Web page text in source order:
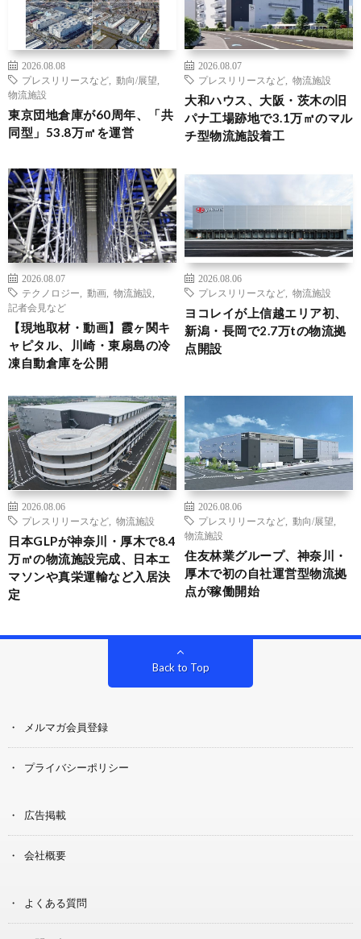
2026.08.08
プレスリリースなど
動向/展望
物流施設
東京団地倉庫が60周年、「共
同型」53.8万㎡を運営
2026.08.07
プレスリリースなど
物流施設
大和ハウス、大阪・茨木の旧
パナ工場跡地で3.1万㎡のマル
チ型物流施設着工
2026.08.07
テクノロジー
動画 物流施設
記者会見など
【現地取材・動画】霞ヶ関キ
ャピタル、川崎・東扇島の冷
凍自動倉庫を公開
2026.08.06
プレスリリースなど
物流施設
ヨコレイが上信越エリア初、
新潟・長岡で2.7万tの物流拠
点開設
2026.08.06
プレスリリースなど
物流施設
日本GLPが神奈川・厚木で8.4
万㎡の物流施設完成、日本エ
マソンや真栄運輸など入居決
定
2026.08.06
プレスリリースなど
動向/展望
物流施設
住友林業グループ、神奈川・
厚木で初の自社運営型物流拠
点が稼働開始
Back to Top
メルマガ会員登録
プライバシーポリシー
広告掲載
会社概要
よくある質問